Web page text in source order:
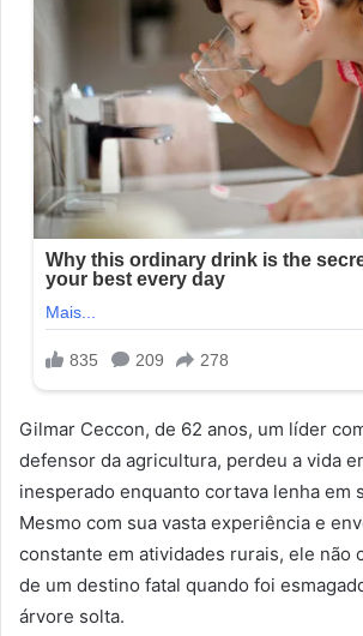
Gilmar Ceccon, de 62 anos, um líder
defensor da agricultura, perdeu a vida
inesperado enquanto cortava lenha em
Mesmo com sua vasta experiência e
constante em atividades rurais, ele não
de um destino fatal quando foi
árvore solta.